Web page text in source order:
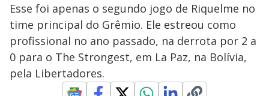
Esse foi apenas o segundo jogo de Riquelme no
time principal do Grêmio. Ele estreou como
profissional no ano passado, na derrota por 2 a
0 para o The Strongest, em La Paz, na Bolívia,
pela Libertadores.